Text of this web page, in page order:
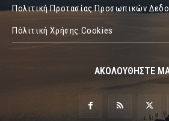
Πολιτική Προτασίας Προσωπικών
Πόλιτική Χρήσης Cookies
ΑΚΟΛΟΥΘΗΣΤΕ